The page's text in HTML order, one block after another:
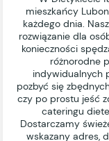
mieszkańcy
każdego dnia.
rozwiązanie dla
konieczności
różnorodne
indywidualnych
pozbyć się
czy po prostu jeść
cateringu
Dostarczamy
wskazany adres,